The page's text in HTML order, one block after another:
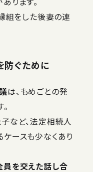
組をした後妻の連
防ぐために
は、もめごとの発
など、法定相続人
ースも少なくあり
員を交えた話し合